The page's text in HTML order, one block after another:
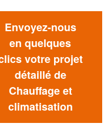
Envoyez-nous
en quelques
votre projet
détaillé de
Chauffage et
climatisation